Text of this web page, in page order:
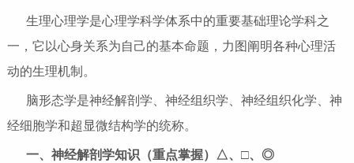
生理心理学是心理学科学体系中的重要基础理论学科之
一，它以心身关系为自己的基本命题，力图阐明各种心理活
动的生理机制。
脑形态学是神经解剖学、神经组织学、神经组织化学、神
经细胞学和超显微结构学的统称。
一、神经解剖学知识（重点掌握）△、□、◎